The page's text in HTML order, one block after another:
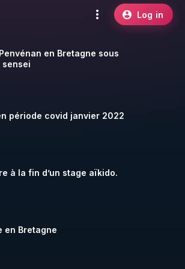
Log in
en Bretagne sous
sensei
période covid janvier 2022
à la fin d’un stage aïkido.
en Bretagne